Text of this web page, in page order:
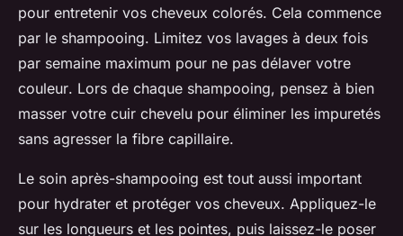
pour entretenir vos cheveux colorés. Cela commence
par le shampooing. Limitez vos lavages à deux fois
par semaine maximum pour ne pas délaver votre
couleur. Lors de chaque shampooing, pensez à bien
masser votre cuir chevelu pour éliminer les impuretés
sans agresser la fibre capillaire.
Le soin après-shampooing est tout aussi important
pour hydrater et protéger vos cheveux. Appliquez-le
sur les longueurs et les pointes, puis laissez-le poser